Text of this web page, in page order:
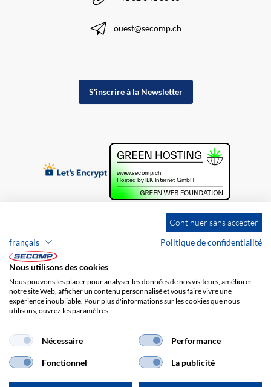
ouest@secomp.ch
S'inscrire à la Newsletter
Brands
Protection des données
Frais de port
Continuer sans accepter
français
Politique de confidentialité
Nous utilisons des cookies
Nous pouvons les placer pour analyser les données de nos visiteurs, améliorer
notre site Web, afficher un contenu personnalisé et vous faire vivre une
expérience inoubliable. Pour plus d'informations sur les cookies que nous
utilisons, ouvrez les paramètres.
Nécessaire Performance
Fonctionnel La publicité